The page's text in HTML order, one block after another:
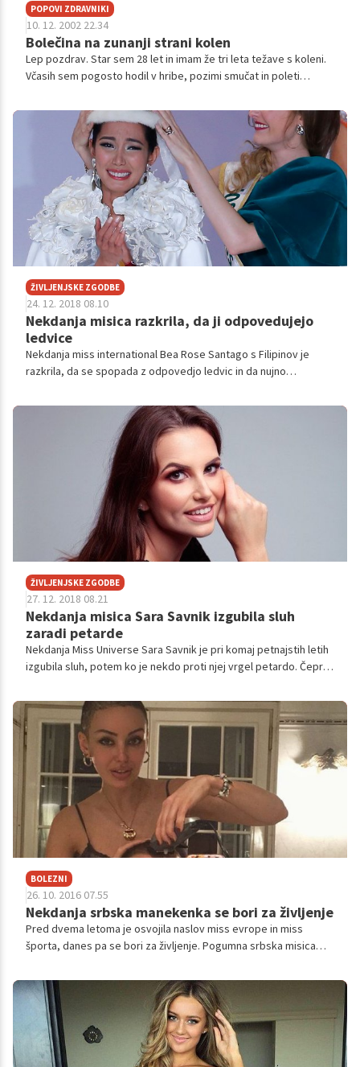
POPOVI ZDRAVNIKI
10. 12. 2002 22.34
Bolečina na zunanji strani kolen
Lep pozdrav. Star sem 28 let in imam že tri leta težave s koleni.
Včasih sem pogosto hodil v hribe, pozimi smučat in poleti
zunanji s...
ŽIVLJENJSKE ZGODBE
24. 12. 2018 08.10
Nekdanja misica razkrila, da ji odpovedujejo
ledvice
Nekdanja miss international Bea Rose Santago s Filipinov je
razkrila, da se spopada z odpovedjo ledvic in da nujno
je za njeno stanje kriv prašek, ki ga je pila pred vadbo.
ŽIVLJENJSKE ZGODBE
27. 12. 2018 08.21
Nekdanja misica Sara Savnik izgubila sluh
zaradi petarde
Nekdanja Miss Universe Sara Savnik je pri komaj petnajstih letih
izgubila sluh, potem ko je nekdo proti njej vrgel petardo. Čeprav
zgodil včeraj. ''Občutek je bil grozljiv. Ne znam opisati. Grozno
je, ko v sekundi ne slišiš ničesar več. Slika je, zvoka ni,''
pripoveduje danes 28-letna Sara iz Ajdovščine.
BOLEZNI
26. 10. 2016 07.55
Nekdanja srbska manekenka se bori za življenje
Pred dvema letoma je osvojila naslov miss evrope in miss
športa, danes pa se bori za življenje. Pogumna srbska misica
in objavila fotografijo sebe in moža z novim videzom.